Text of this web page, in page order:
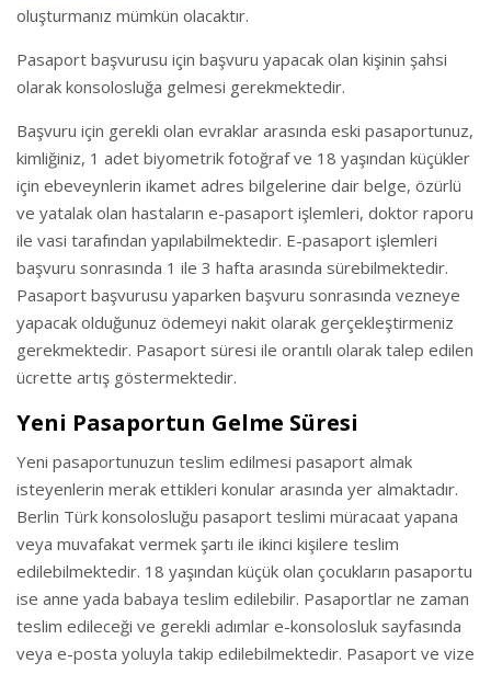
oluşturmanız mümkün olacaktır.
Pasaport başvurusu için başvuru yapacak olan kişinin şahsi
olarak konsolosluğa gelmesi gerekmektedir.
Başvuru için gerekli olan evraklar arasında eski pasaportunuz,
kimliğiniz, 1 adet biyometrik fotoğraf ve 18 yaşından küçükler
için ebeveynlerin ikamet adres bilgelerine dair belge, özürlü
ve yatalak olan hastaların e-pasaport işlemleri, doktor raporu
ile vasi tarafından yapılabilmektedir. E-pasaport işlemleri
başvuru sonrasında 1 ile 3 hafta arasında sürebilmektedir.
Pasaport başvurusu yaparken başvuru sonrasında vezneye
yapacak olduğunuz ödemeyi nakit olarak gerçekleştirmeniz
gerekmektedir. Pasaport süresi ile orantılı olarak talep edilen
ücrette artış göstermektedir.
Yeni Pasaportun Gelme Süresi
Yeni pasaportunuzun teslim edilmesi pasaport almak
isteyenlerin merak ettikleri konular arasında yer almaktadır.
Berlin Türk konsolosluğu pasaport teslimi müracaat yapana
veya muvafakat vermek şartı ile ikinci kişilere teslim
edilebilmektedir. 18 yaşından küçük olan çocukların pasaportu
ise anne yada babaya teslim edilebilir. Pasaportlar ne zaman
teslim edileceği ve gerekli adımlar e-konsolosluk sayfasında
veya e-posta yoluyla takip edilebilmektedir. Pasaport ve vize